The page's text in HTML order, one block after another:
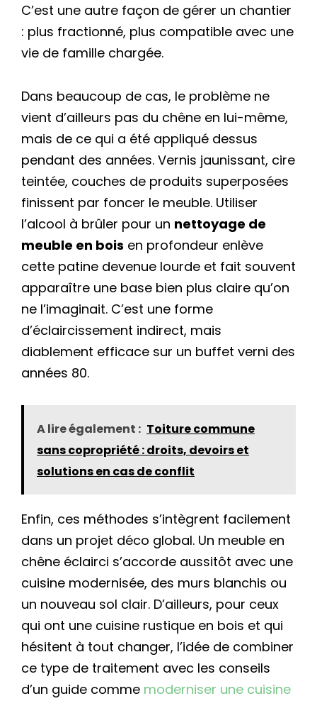
C’est une autre façon de gérer un chantier
: plus fractionné, plus compatible avec une
vie de famille chargée.
Dans beaucoup de cas, le problème ne
vient d’ailleurs pas du chêne en lui-même,
mais de ce qui a été appliqué dessus
pendant des années. Vernis jaunissant, cire
teintée, couches de produits superposées
finissent par foncer le meuble. Utiliser
l’alcool à brûler pour un nettoyage de
meuble en bois en profondeur enlève
cette patine devenue lourde et fait souvent
apparaître une base bien plus claire qu’on
ne l’imaginait. C’est une forme
d’éclaircissement indirect, mais
diablement efficace sur un buffet verni des
années 80.
A lire également : Toiture commune
sans copropriété : droits, devoirs et
solutions en cas de conflit
Enfin, ces méthodes s’intègrent facilement
dans un projet déco global. Un meuble en
chêne éclairci s’accorde aussitôt avec une
cuisine modernisée, des murs blanchis ou
un nouveau sol clair. D’ailleurs, pour ceux
qui ont une cuisine rustique en bois et qui
hésitent à tout changer, l’idée de combiner
ce type de traitement avec les conseils
d’un guide comme moderniser une cuisine